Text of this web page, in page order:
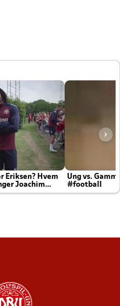
Eriksen? Hvem
Joachim
Ung vs.
#football